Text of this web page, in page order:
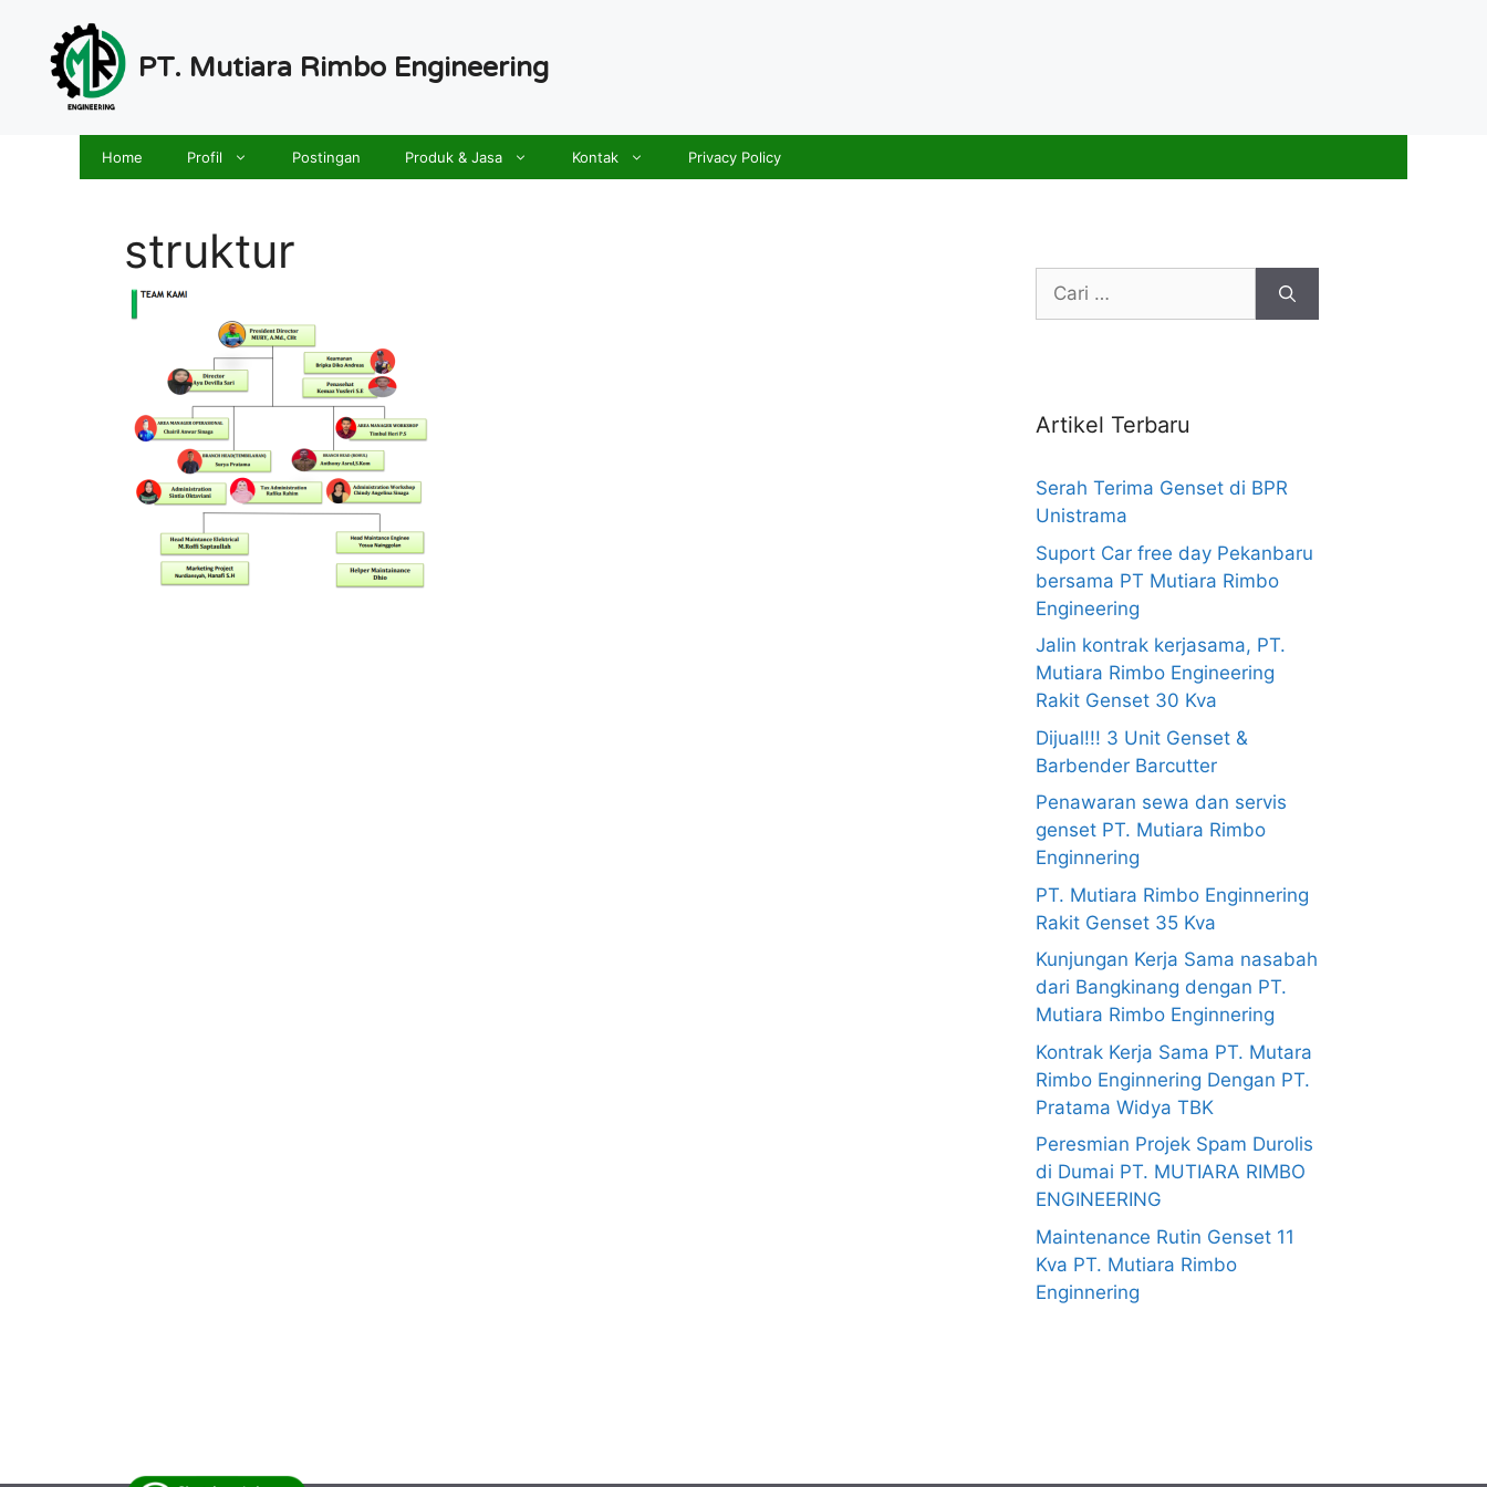
PT. Mutiara Rimbo Engineering
Home Profil Postingan Produk & Jasa Kontak Privacy Policy
struktur
Cari
Artikel Terbaru
Serah Terima Genset di BPR
Unistrama
Suport Car free day Pekanbaru
bersama PT Mutiara Rimbo
Engineering
Jalin kontrak kerjasama, PT.
Mutiara Rimbo Engineering
Rakit Genset 30 Kva
Dijual!!! 3 Unit Genset &
Barbender Barcutter
Penawaran sewa dan servis
genset PT. Mutiara Rimbo
Enginnering
PT. Mutiara Rimbo Enginnering
Rakit Genset 35 Kva
Kunjungan Kerja Sama nasabah
dari Bangkinang dengan PT.
Mutiara Rimbo Enginnering
Kontrak Kerja Sama PT. Mutara
Rimbo Enginnering Dengan PT.
Pratama Widya TBK
Peresmian Projek Spam Durolis
di Dumai PT. MUTIARA RIMBO
ENGINEERING
Maintenance Rutin Genset 11
Kva PT. Mutiara Rimbo
Enginnering